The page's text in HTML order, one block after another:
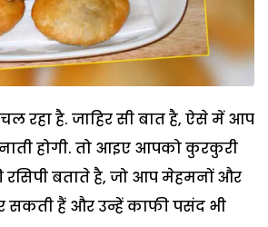
रहा है. जाहिर सी बात है, ऐसे में आप
होगी. तो आइए आपको कुरकुरी
बताते है, जो आप मेहमनों और
सकती हैं और उन्हें काफी पसंद भी